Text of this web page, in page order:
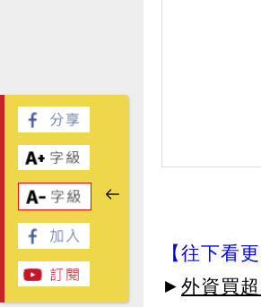
【往下看更
► 外資買